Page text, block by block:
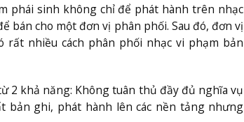
phái sinh không chỉ để phát hành trên nhạc
bán cho một đơn vị phân phối. Sau đó, đơn vị
rất nhiều cách phân phối nhạc vi phạm bản
2 khả năng: Không tuân thủ đầy đủ nghĩa vụ
bản ghi, phát hành lên các nền tảng nhưng